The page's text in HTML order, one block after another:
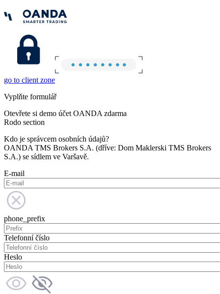
go to client zone
Vyplňte formulář
Otevřete si demo účet OANDA zdarma
Rodo section
Kdo je správcem osobních údajů?
OANDA TMS Brokers S.A. (dříve: Dom Maklerski TMS Brokers
S.A.) se sídlem ve Varšavě.
E-mail
phone_prefix
Telefonní číslo
Heslo